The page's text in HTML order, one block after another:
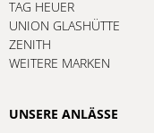
TAG HEUER
UNION GLASHÜTTE
ZENITH
WEITERE MARKEN
UNSERE ANLÄSSE